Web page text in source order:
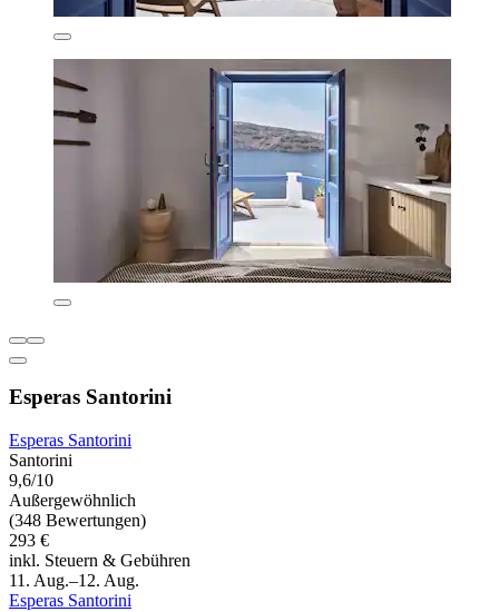
Esperas Santorini
Esperas Santorini
Santorini
9,6/10
Außergewöhnlich
(348 Bewertungen)
293 €
inkl. Steuern & Gebühren
11. Aug.–12. Aug.
Esperas Santorini